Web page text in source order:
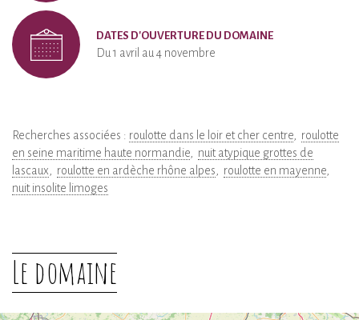
DATES D'OUVERTURE DU DOMAINE
Du 1 avril au 4 novembre
Recherches associées : roulotte dans le loir et cher centre
roulotte
en seine maritime haute normandie
nuit atypique grottes de
lascaux
roulotte en ardèche rhône alpes
roulotte en mayenne
nuit insolite limoges
Le domaine